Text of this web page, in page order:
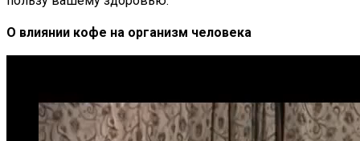
О влиянии кофе на организм человека